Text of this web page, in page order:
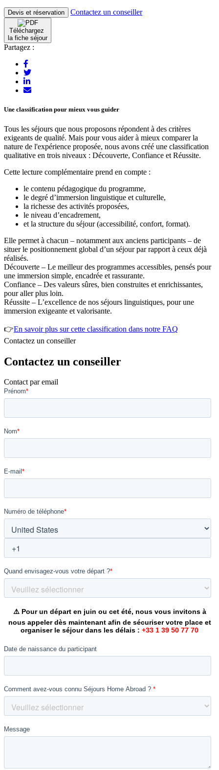
Devis et réservation Contactez un conseiller
Téléchargez
la fiche séjour
Partagez :
Une classification pour mieux vous guider
Tous les séjours que nous proposons répondent à des critères
exigeants de qualité. Mais pour vous aider à mieux comparer la
nature de l'expérience proposée, nous avons créé une classification
qualitative en trois niveaux : Découverte, Confiance et Réussite.
Cette lecture complémentaire prend en compte :
le contenu pédagogique du programme,
le degré d’immersion linguistique et culturelle,
la richesse des activités proposées,
le niveau d’encadrement,
et la structure du séjour (accessibilité, confort, format).
Elle permet à chacun – notamment aux anciens participants – de
situer le positionnement global d’un séjour par rapport à ceux déjà
réalisés.
Découverte – Le meilleur des programmes accessibles, pensés pour
une immersion simple, encadrée et rassurante.
Confiance – Des valeurs sûres, bien construites et enrichissantes,
pour aller plus loin.
Réussite – L’excellence de nos séjours linguistiques, pour une
immersion exigeante et valorisante.
👉En savoir plus sur cette classification dans notre FAQ
Contactez un conseiller
Contactez un conseiller
Contact par email